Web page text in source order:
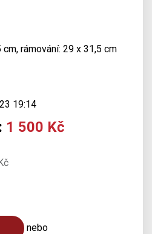
rámování: 29 x 31,5 cm
19:14
1 500 Kč
nebo